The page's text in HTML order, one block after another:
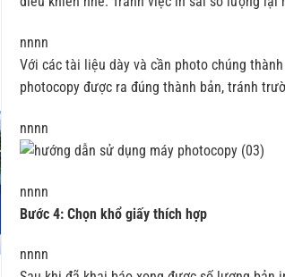
nnnn
Với các tài liệu dày và cần photo chúng
photocopy được ra đúng thành bản, tránh
nnnn
nnnn
Bước 4: Chọn khổ giấy thích hợp
nnnn